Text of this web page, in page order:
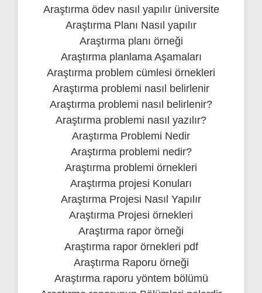
Araştırma ödev nasıl yapılır üniversite
Araştırma Planı Nasıl yapılır
Araştırma planı örneği
Araştırma planlama Aşamaları
Araştırma problem cümlesi örnekleri
Araştırma problemi nasıl belirlenir
Araştırma problemi nasıl belirlenir?
Araştırma problemi nasıl yazılır?
Araştırma Problemi Nedir
Araştırma problemi nedir?
Araştırma problemi örnekleri
Araştırma projesi Konuları
Araştırma Projesi Nasıl Yapılır
Araştırma Projesi örnekleri
Araştırma rapor örneği
Araştırma rapor örnekleri pdf
Araştırma Raporu örneği
Araştırma raporu yöntem bölümü